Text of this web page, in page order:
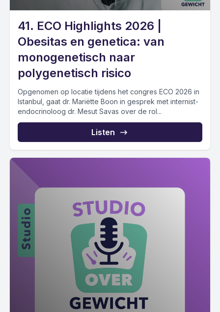
41. ECO Highlights 2026 |
Obesitas en genetica: van
monogenetisch naar
polygenetisch risico
Opgenomen op locatie tijdens het congres ECO 2026 in
Istanbul, gaat dr. Mariëtte Boon in gesprek met internist-
endocrinoloog dr. Mesut Savas over de rol...
Listen